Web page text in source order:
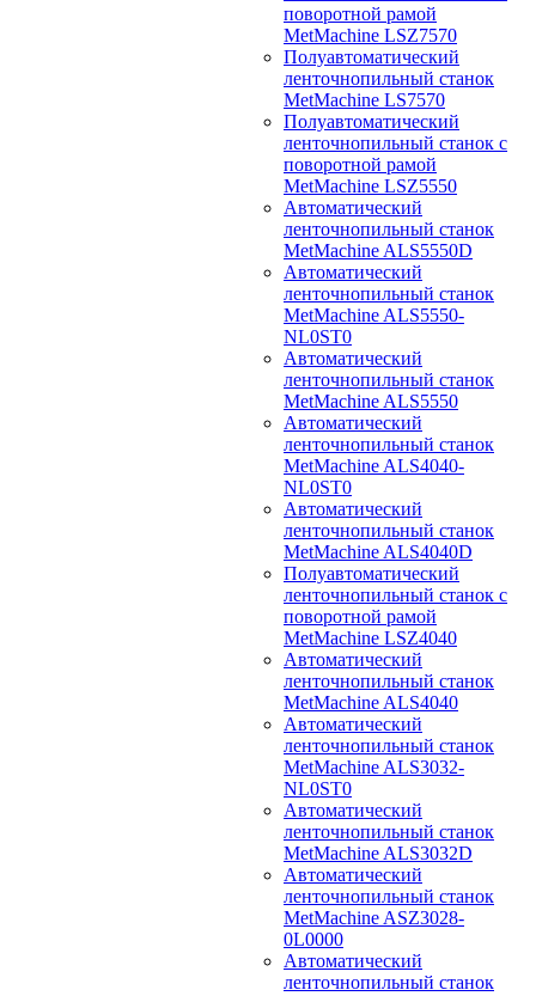
поворотной рамой
MetMachine LSZ7570
Полуавтоматический
ленточнопильный станок
MetMachine LS7570
Полуавтоматический
ленточнопильный станок с
поворотной рамой
MetMachine LSZ5550
Автоматический
ленточнопильный станок
MetMachine ALS5550D
Автоматический
ленточнопильный станок
MetMachine ALS5550-
NL0ST0
Автоматический
ленточнопильный станок
MetMachine ALS5550
Автоматический
ленточнопильный станок
MetMachine ALS4040-
NL0ST0
Автоматический
ленточнопильный станок
MetMachine ALS4040D
Полуавтоматический
ленточнопильный станок с
поворотной рамой
MetMachine LSZ4040
Автоматический
ленточнопильный станок
MetMachine ALS4040
Автоматический
ленточнопильный станок
MetMachine ALS3032-
NL0ST0
Автоматический
ленточнопильный станок
MetMachine ALS3032D
Автоматический
ленточнопильный станок
MetMachine ASZ3028-
0L0000
Автоматический
ленточнопильный станок